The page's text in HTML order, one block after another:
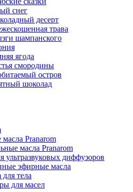
снег
десерт
трава
шампанского
ягода
смородины
остров
шоколад
Pranarom
масла Pranarom
ультразвуковых диффузоров
эфирные масла
для тела
для масел